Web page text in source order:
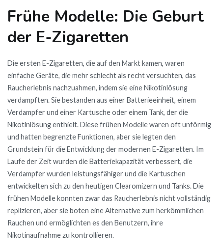
Frühe Modelle: Die Geburt
der E-Zigaretten
Die ersten E-Zigaretten, die auf den Markt kamen, waren
einfache Geräte, die mehr schlecht als recht versuchten, das
Raucherlebnis nachzuahmen, indem sie eine Nikotinlösung
verdampften. Sie bestanden aus einer Batterieeinheit, einem
Verdampfer und einer Kartusche oder einem Tank, der die
Nikotinlösung enthielt. Diese frühen Modelle waren oft unförmig
und hatten begrenzte Funktionen, aber sie legten den
Grundstein für die Entwicklung der modernen E-Zigaretten. Im
Laufe der Zeit wurden die Batteriekapazität verbessert, die
Verdampfer wurden leistungsfähiger und die Kartuschen
entwickelten sich zu den heutigen Clearomizern und Tanks. Die
frühen Modelle konnten zwar das Raucherlebnis nicht vollständig
replizieren, aber sie boten eine Alternative zum herkömmlichen
Rauchen und ermöglichten es den Benutzern, ihre
Nikotinaufnahme zu kontrollieren.